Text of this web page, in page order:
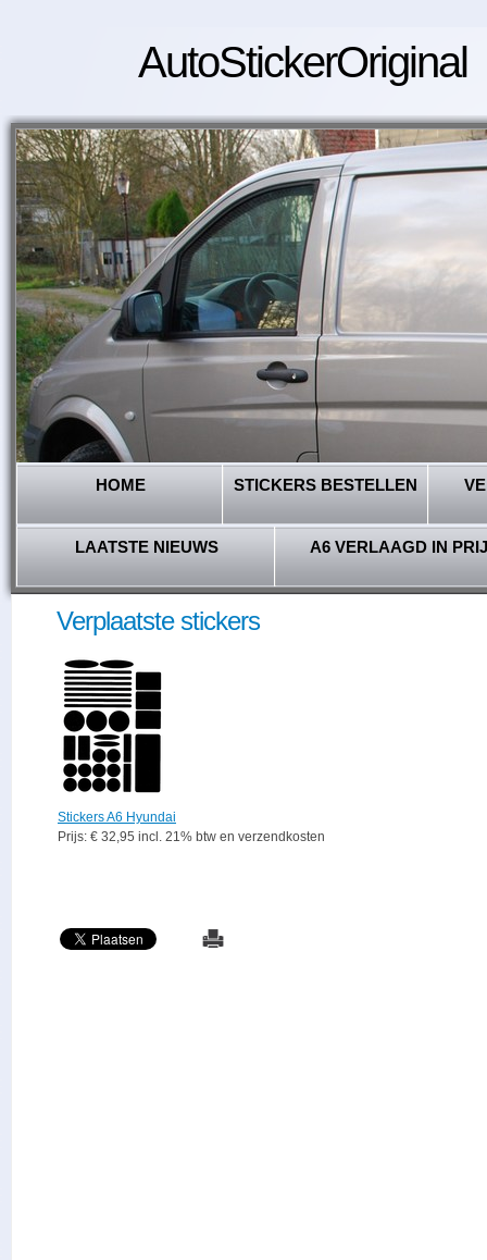
AutoStickerOriginal
HOME STICKERS BESTELLEN
LAATSTE NIEUWS A6 VERLAAGD IN
Verplaatste stickers
Stickers A6 Hyundai
Prijs: € 32,95 incl. 21% btw en verzendkosten